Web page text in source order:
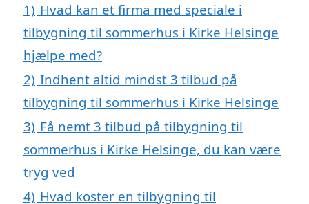
1) Hvad kan et firma med speciale i
tilbygning til sommerhus i Kirke Helsinge
hjælpe med?
2) Indhent altid mindst 3 tilbud på
tilbygning til sommerhus i Kirke Helsinge
3) Få nemt 3 tilbud på tilbygning til
sommerhus i Kirke Helsinge, du kan være
tryg ved
4) Hvad koster en tilbygning til